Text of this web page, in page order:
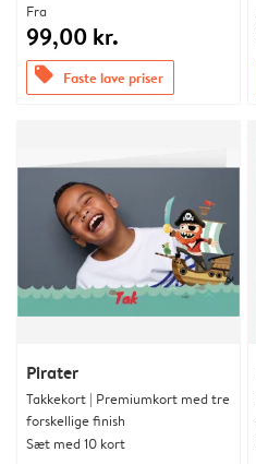
Fra
99,00 kr.
offers Faste lave priser
Pirater
Takkekort | Premiumkort med tre
forskellige finish
Sæt med 10 kort